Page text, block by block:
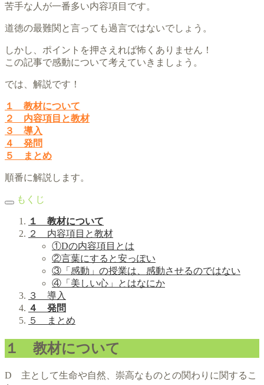
苦手な人が一番多い内容項目です。
道徳の最難関と言っても過言ではないでしょう。
しかし、ポイントを押さえれば怖くありません！
この記事で感動について考えていきましょう。
では、解説です！
１ 教材について
２ 内容項目と教材
３ 導入
４ 発問
５ まとめ
順番に解説します。
もくじ
１ 教材について
２ 内容項目と教材
①Dの内容項目とは
②言葉にすると安っぽい
③「感動」の授業は、感動させるのではない
④「美しい心」とはなにか
３ 導入
４ 発問
５ まとめ
１ 教材について
D 主として生命や自然、崇高なものとの関わりに関するこ